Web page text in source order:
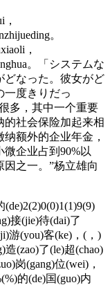
。
，
。「システムな
どなった。彼女がど
一度きりだっ
多，其中一个重要
的社会保险加起来相
额外的企业年金，
企业占到90%以
因之一。”杨立雄向
接(jie)待(dai)了
游(you)客(ke)，(，)
造(zao)了(le)超(chao)
岗(gang)位(wei)，
的(de)国(guo)内